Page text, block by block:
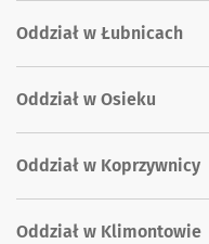
Oddział w Łubnicach
Oddział w Osieku
Oddział w Koprzywnicy
Oddział w Klimontowie